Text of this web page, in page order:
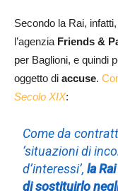
Secondo la Rai,
l’agenzia Friends &
per Baglioni, e quindi
oggetto di accuse.
Secolo XIX:
Come da
‘situazioni di
d’interessi’,la
di sostituirlo